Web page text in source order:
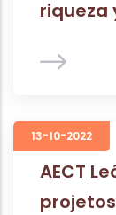
riqueza
13-10-2022
AECT